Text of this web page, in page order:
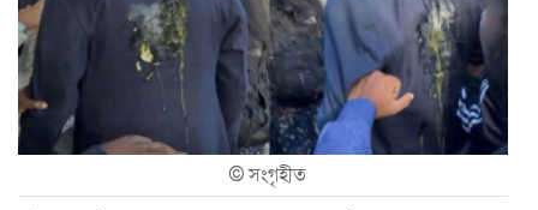
©সংগৃহীত